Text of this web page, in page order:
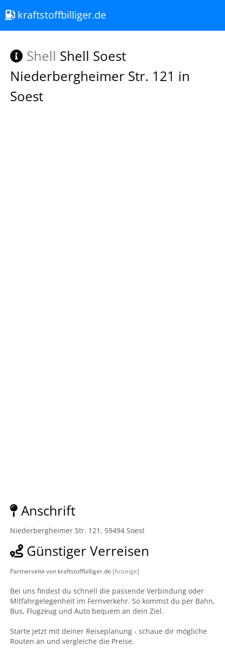
kraftstoffbilliger.de
Shell Shell Soest
Niederbergheimer Str. 121 in
Soest
Anschrift
Niederbergheimer Str. 121, 59494 Soest
Günstiger Verreisen
Partnerseite von kraftstoffbilliger.de [Anzeige]
Bei uns findest du schnell die passende Verbindung oder
Mitfahrgelegenheit im Fernverkehr. So kommst du per Bahn,
Bus, Flugzeug und Auto bequem an dein Ziel.
Starte jetzt mit deiner Reiseplanung - schaue dir mögliche
Routen an und vergleiche die Preise.